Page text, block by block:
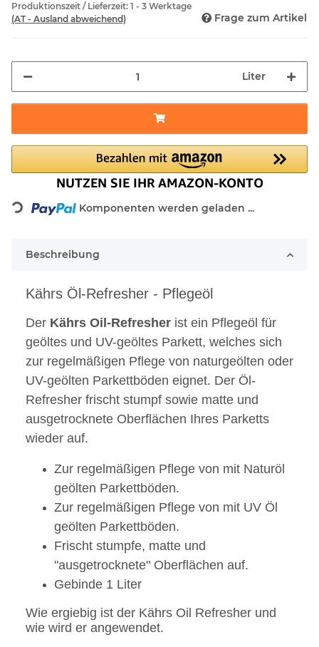
Produktionszeit / Lieferzeit: 1 - 3 Werktage
(AT - Ausland abweichend)
Frage zum Artikel
Liter
Loading... Komponenten werden geladen ...
Beschreibung
Kährs Öl-Refresher - Pflegeöl
Der Kährs Oil-Refresher ist ein Pflegeöl für
geöltes und UV-geöltes Parkett, welches sich
zur regelmäßigen Pflege von naturgeölten oder
UV-geölten Parkettböden eignet. Der Öl-
Refresher frischt stumpf sowie matte und
ausgetrocknete Oberflächen Ihres Parketts
wieder auf.
Zur regelmäßigen Pflege von mit Naturöl
geölten Parkettböden.
Zur regelmäßigen Pflege von mit UV Öl
geölten Parkettböden.
Frischt stumpfe, matte und
"ausgetrocknete" Oberflächen auf.
Gebinde 1 Liter
Wie ergiebig ist der Kährs Oil Refresher und
wie wird er angewendet.